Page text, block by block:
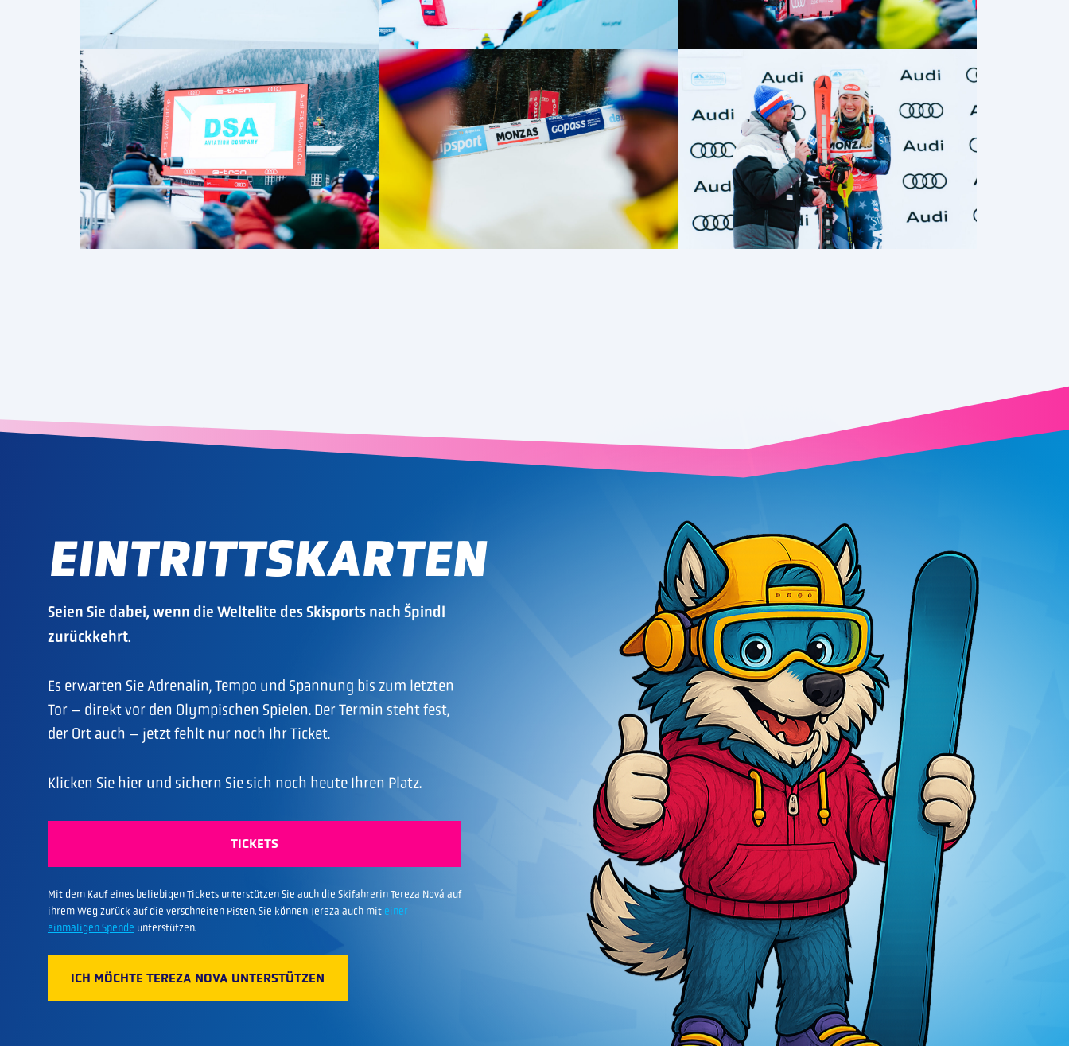
EINTRITTSKARTEN
Seien Sie dabei, wenn die Weltelite des Skisports nach Špindl
zurückkehrt.
Es erwarten Sie Adrenalin, Tempo und Spannung bis zum letzten
Tor – direkt vor den Olympischen Spielen. Der Termin steht fest,
der Ort auch – jetzt fehlt nur noch Ihr Ticket.
Klicken Sie hier und sichern Sie sich noch heute Ihren Platz.
TICKETS
Mit dem Kauf eines beliebigen Tickets unterstützen Sie auch die Skifahrerin Tereza Nová auf
ihrem Weg zurück auf die verschneiten Pisten. Sie können Tereza auch mit einer
einmaligen Spende unterstützen.
ICH MÖCHTE TEREZA NOVA UNTERSTÜTZEN